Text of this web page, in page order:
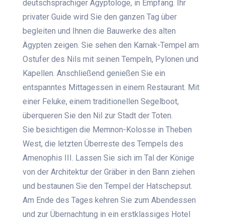
deutschsprachiger Ägyptologe, in Empfang. Ihr
privater Guide wird Sie den ganzen Tag über
begleiten und Ihnen die Bauwerke des alten
Ägypten zeigen. Sie sehen den Karnak-Tempel am
Ostufer des Nils mit seinen Tempeln, Pylonen und
Kapellen. Anschließend genießen Sie ein
entspanntes Mittagessen in einem Restaurant. Mit
einer Feluke, einem traditionellen Segelboot,
überqueren Sie den Nil zur Stadt der Toten.
Sie besichtigen die Memnon-Kolosse in Theben
West, die letzten Überreste des Tempels des
Amenophis III. Lassen Sie sich im Tal der Könige
von der Architektur der Gräber in den Bann ziehen
und bestaunen Sie den Tempel der Hatschepsut.
Am Ende des Tages kehren Sie zum Abendessen
und zur Übernachtung in ein erstklassiges Hotel